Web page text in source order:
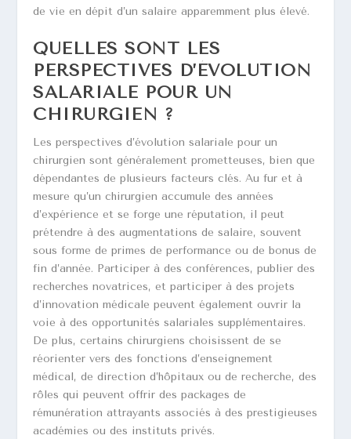
de vie en dépit d’un salaire apparemment plus élevé.
QUELLES SONT LES
PERSPECTIVES D’ÉVOLUTION
SALARIALE POUR UN
CHIRURGIEN ?
Les perspectives d’évolution salariale pour un
chirurgien sont généralement prometteuses, bien que
dépendantes de plusieurs facteurs clés. Au fur et à
mesure qu’un chirurgien accumule des années
d’expérience et se forge une réputation, il peut
prétendre à des augmentations de salaire, souvent
sous forme de primes de performance ou de bonus de
fin d’année. Participer à des conférences, publier des
recherches novatrices, et participer à des projets
d’innovation médicale peuvent également ouvrir la
voie à des opportunités salariales supplémentaires.
De plus, certains chirurgiens choisissent de se
réorienter vers des fonctions d’enseignement
médical, de direction d’hôpitaux ou de recherche, des
rôles qui peuvent offrir des packages de
rémunération attrayants associés à des prestigieuses
académies ou des instituts privés.